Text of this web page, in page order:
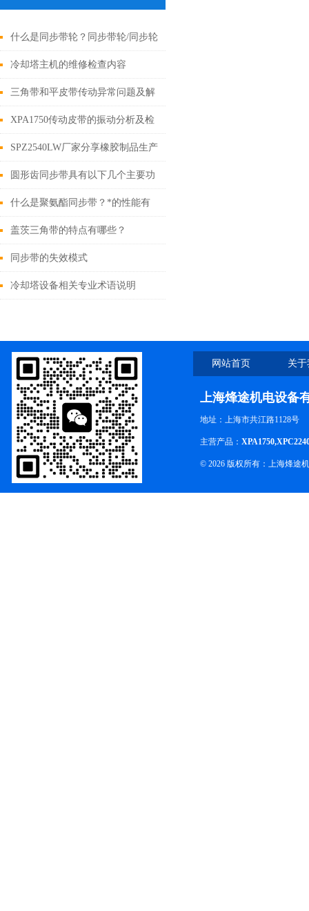
什么是同步带轮？同步带轮/同步轮
传动特点
冷却塔主机的维修检查内容
三角带和平皮带传动异常问题及解
决措施
XPA1750传动皮带的振动分析及检
查重点
SPZ2540LW厂家分享橡胶制品生产
工序过程中的防静电措施
圆形齿同步带具有以下几个主要功
能
什么是聚氨酯同步带？*的性能有
哪些？
盖茨三角带的特点有哪些？
同步带的失效模式
冷却塔设备相关专业术语说明
网站首页 关
上海烽途机电设备
地址：上海市共江路1128号
主营产品：
© 2026 版权所有：上海烽途